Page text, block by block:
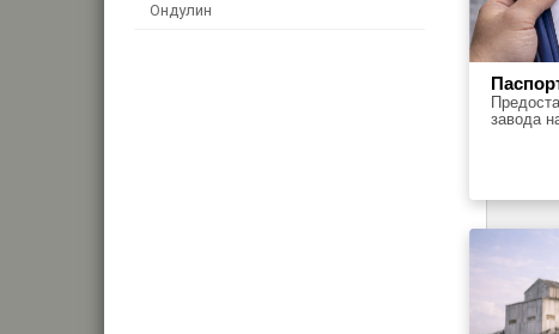
Ондулин
завода